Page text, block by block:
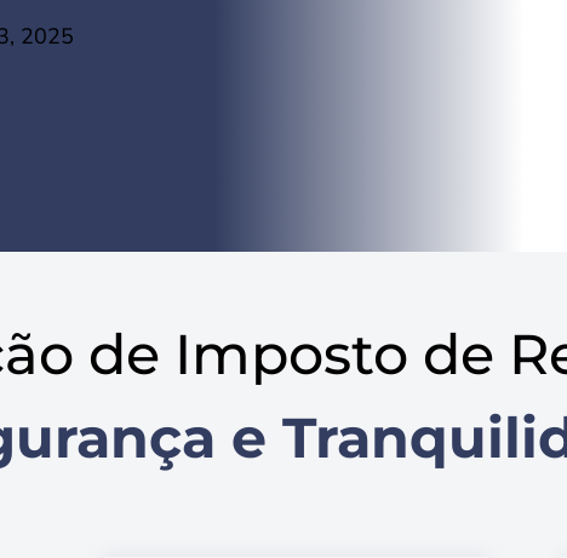
2025
de Imposto de
e